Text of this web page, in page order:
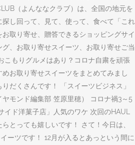
（よんななクラブ）は、全国の地元を
し回って、見て、使って、食べて「これ
取り寄せ、贈答できるショッピングサイ
グ、お取り寄せスイーツ、お取り寄せご当
こもりグルメはあり？コロナ自粛を頑張
お取り寄せスイーツをまとめてみまし
だくさんです！ 「スイーツビジネス」
モンド編集部 笠原里穂） コロナ禍3～5
イド洋菓子店」人気のワケ 次回のHAUL
とっても嬉しいです！ さて！今日は、
ーツです！ 12月が入るとあっという間に